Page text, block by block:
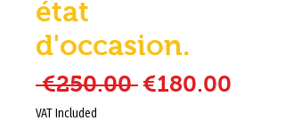
état
d'occasion.
€250.00 Regular Price
€180.00
VAT Included